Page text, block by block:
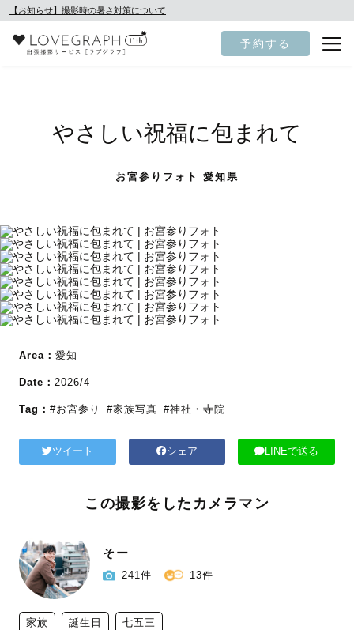
【お知らせ】撮影時の暑さ対策について
予約する
やさしい祝福に包まれて
お宮参りフォト 愛知県
Area： 愛知
Date： 2026/4
Tag： #お宮参り #家族写真 #神社・寺院
ツイート シェア LINEで送る
この撮影をしたカメラマン
そー
241件 13件
家族 誕生日 七五三